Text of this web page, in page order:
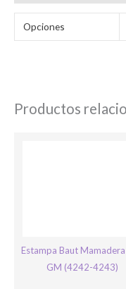
Opciones
Productos
Estampa Baut
GM (4242-4243)